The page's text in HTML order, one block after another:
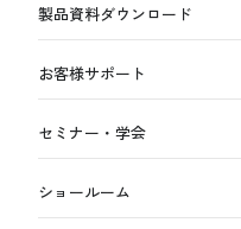
製品資料ダウンロード
お客様サポート
セミナー・学会
ショールーム